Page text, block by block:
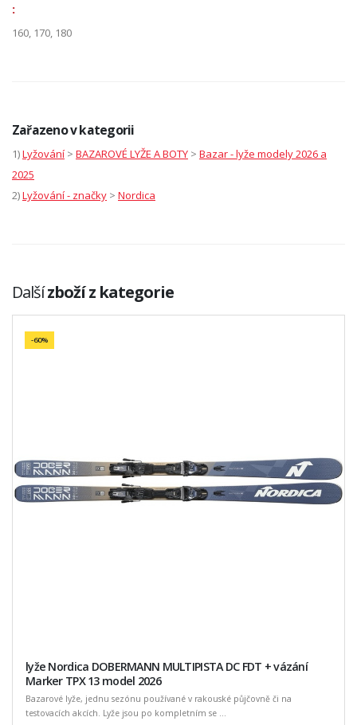
:
160, 170, 180
Zařazeno v kategorii
1)Lyžování > BAZAROVÉ LYŽE A BOTY > Bazar - lyže modely 2026 a
2025
2)Lyžování - značky > Nordica
Dalšízboží z kategorie
-60%
lyže Nordica DOBERMANN MULTIPISTA DC FDT + vázání
Marker TPX 13 model 2026
Bazarové lyže, jednu sezónu používané v rakouské půjčovně či na
testovacích akcích. Lyže jsou po kompletním se ...